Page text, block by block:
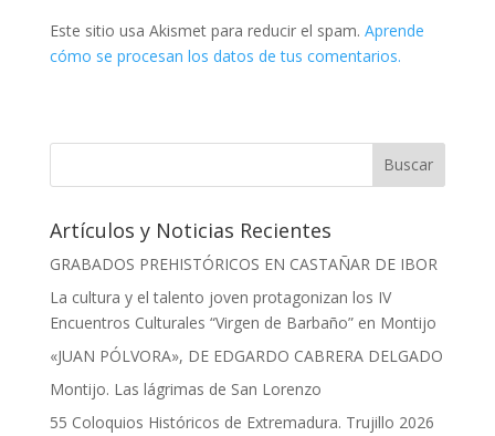
Este sitio usa Akismet para reducir el spam. Aprende
cómo se procesan los datos de tus comentarios.
Artículos y Noticias Recientes
GRABADOS PREHISTÓRICOS EN CASTAÑAR DE IBOR
La cultura y el talento joven protagonizan los IV
Encuentros Culturales “Virgen de Barbaño” en Montijo
«JUAN PÓLVORA», DE EDGARDO CABRERA DELGADO
Montijo. Las lágrimas de San Lorenzo
55 Coloquios Históricos de Extremadura. Trujillo 2026